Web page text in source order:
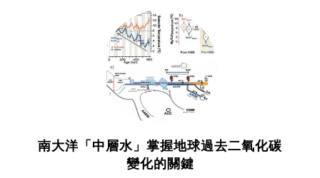
南大洋「中層水」掌握地球過去二氧化碳
變化的關鍵